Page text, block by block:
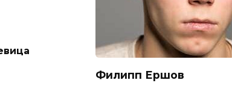
Филипп Ершов